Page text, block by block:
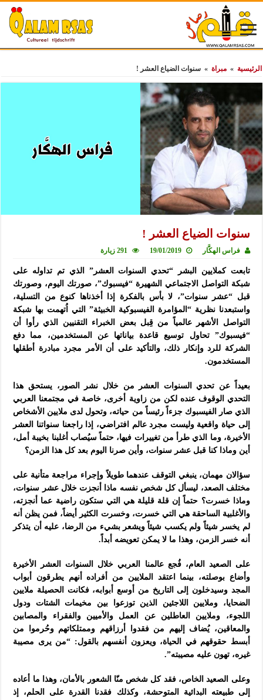
الرئيسية » مبراة » سنوات الضياع العشر !
سنوات الضياع العشر !
فراس الهكَّار 19/01/2019 291 زيارة
تابعت كملايين البشر “تحدي السنوات العشر” الذي تم تداوله على
شبكة التواصل الاجتماعي الشهيرة “فيسبوك”، صورتك اليوم، وصورتك
قبل “عشر سنوات”، لا بأس بالفكرة إذا أخذناها كنوع من التسلية،
واستبعدنا نظرية “المؤامرة الفيسبوكية الخبيثة” التي اُتهمت بها شبكة
التواصل الأشهر عالمياً من قِبل بعض الخبراء التقنيين الذي رأوا أن
“فيسبوك” تحاول توسيع قاعدة بياناتها عن المستخدمين، مما دفع
الشركة للرد وإنكار ذلك، والتأكيد على أن الأمر مجرد مبادرة أطقلها
المستخدمون.
بعيداً عن تحدي السنوات العشر من خلال نشر الصور، يستحق هذا
التحدي الوقوف عنده لكن من زاوية أخرى، خاصة في مجتمعنا العربي
الذي صار الفيسبوك جزءاً رئيساً من حياته، وتحول لدى ملايين الأشخاص
إلى حياة واقعية وليست مجرد عالم افتراضي، إذا راجعنا سنواتنا العشر
الأخيرة، وما الذي طرأ من تغييرات فيها، حتماً سيُصاب أغلبنا بخيبة أمل،
أين وماذا كنا قبل عشر سنوات، وأين صرنا اليوم بعد كل هذا الزمن؟
سؤالان مهمان، ينبغي التوقف عندهما طويلاً وإجراء مراجعة متأنية على
مختلف الصعد، ليسأل كل شخص نفسه ماذا أنجزت خلال عشر سنوات،
وماذا خسرت؟ حتماً إن قلة قليلة هي التي ستكون راضية عما أنجزته،
والأغلبية الساحقة هي التي خسرت، وخسرت الكثير أيضاً، فمن يظن أنه
لم يخسر شيئاً ولم يكسب شيئاً ويشعر بشيء من الرضا، عليه أن يتذكر
أنه خسر الزمن، وهذا ما لا يمكن تعويضه أبداً.
على الصعيد العام، فُجع عالمنا العربي خلال السنوات العشر الأخيرة
وأضاع بوصلته، بينما اعتقد الملايين من أفراده أنهم يطرقون أبواب
المجد وسيدخلون إلى التاريخ من أوسع أبوابه، فكانت الحصيلة ملايين
الضحايا، وملايين اللاجئين الذين توزعوا بين مخيمات الشتات ودول
اللجوء، وملايين العاطلين عن العمل والأميين والفقراء والمصابين
والمعاقين، يُضاف إليهم من فقدوا أرزاقهم وممتلكاتهم وحُرموا من
أبسط حقوقهم في الحياة، ويعزون أنفسهم بالقول: “من يرى مصيبة
غيره، تهون عليه مصيبته”.
وعلى الصعيد الخاص، فقد كل شخص منّا الشعور بالأمان، وهذا ما أعاده
إلى طبيعته البدائية المتوحشة، وكذلك فقدنا القدرة على الحلم، إذ